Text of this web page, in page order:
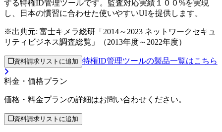
する特権ID管理ツールです。監査対応実績１００%を実現
し、日本の慣習に合わせた使いやすいUIを提供します。
※出典元: 富士キメラ総研「2014～2023 ネットワークセキュ
リティビジネス調査総覧」（2013年度～2022年度）
資料請求リストに追加 特権ID管理ツールの製品一覧はこちら
料金・価格プラン
価格・料金プランの詳細はお問い合わせください。
資料請求リストに追加